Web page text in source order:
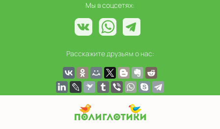
Мы в соцсетях:
Расскажите друзьям о нас: